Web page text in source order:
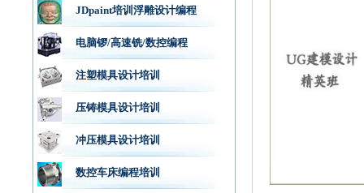
JDpaint培训浮雕设计编程
电脑锣/高速铣/数控编程
注塑模具设计培训
压铸模具设计培训
冲压模具设计培训
数控车床编程培训